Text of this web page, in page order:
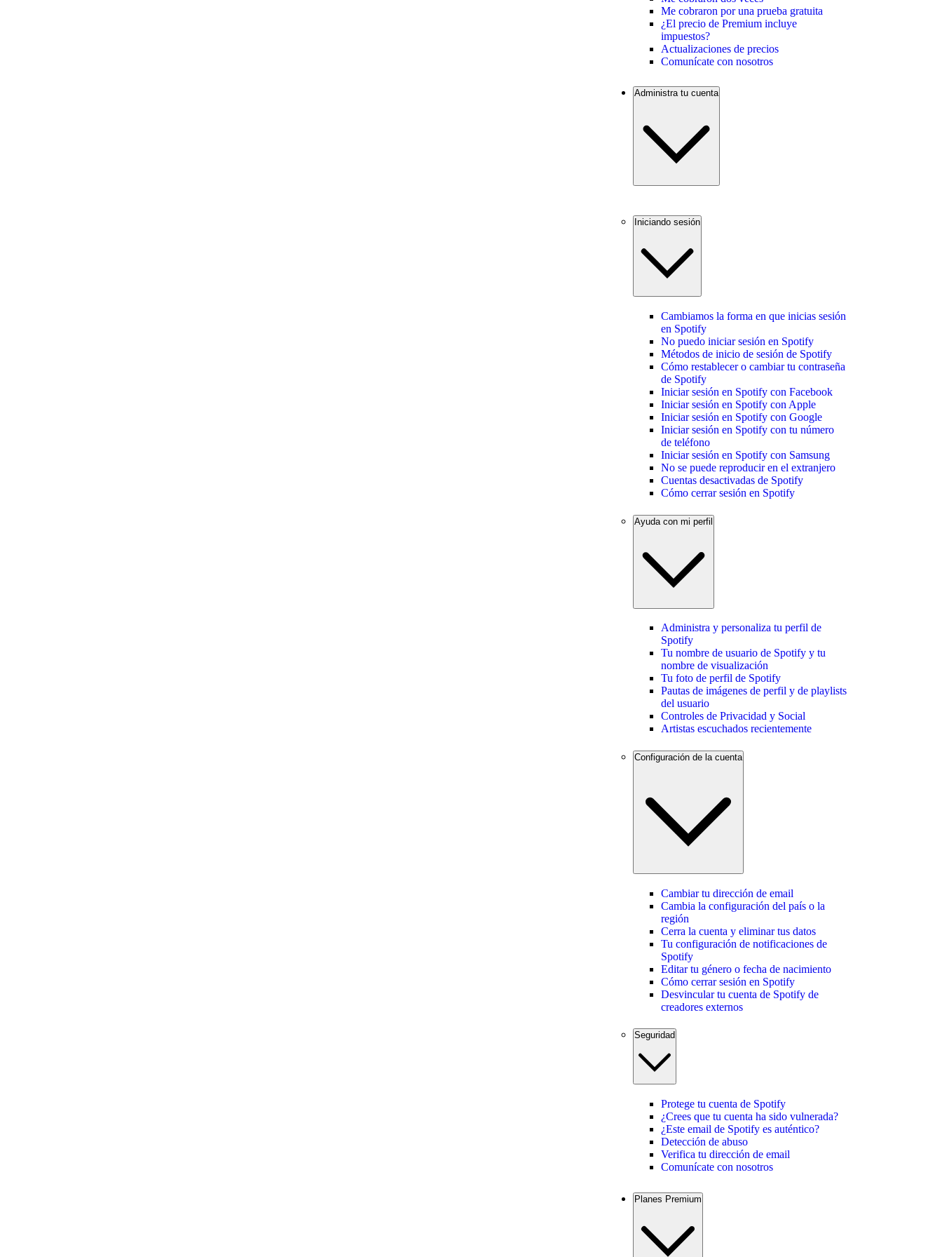
Me cobraron por una prueba gratuita
¿El precio de Premium incluye
impuestos?
Actualizaciones de precios
Comunícate con nosotros
Administra tu cuenta
Iniciando sesión
Cambiamos la forma en que inicias sesión
en Spotify
No puedo iniciar sesión en Spotify
Métodos de inicio de sesión de Spotify
Cómo restablecer o cambiar tu contraseña
de Spotify
Iniciar sesión en Spotify con Facebook
Iniciar sesión en Spotify con Apple
Iniciar sesión en Spotify con Google
Iniciar sesión en Spotify con tu número
de teléfono
Iniciar sesión en Spotify con Samsung
No se puede reproducir en el extranjero
Cuentas desactivadas de Spotify
Cómo cerrar sesión en Spotify
Ayuda con mi perfil
Administra y personaliza tu perfil de
Spotify
Tu nombre de usuario de Spotify y tu
nombre de visualización
Tu foto de perfil de Spotify
Pautas de imágenes de perfil y de playlists
del usuario
Controles de Privacidad y Social
Artistas escuchados recientemente
Configuración de la cuenta
Cambiar tu dirección de email
Cambia la configuración del país o la
región
Cerra la cuenta y eliminar tus datos
Tu configuración de notificaciones de
Spotify
Editar tu género o fecha de nacimiento
Cómo cerrar sesión en Spotify
Desvincular tu cuenta de Spotify de
creadores externos
Seguridad
Protege tu cuenta de Spotify
¿Crees que tu cuenta ha sido vulnerada?
¿Este email de Spotify es auténtico?
Detección de abuso
Verifica tu dirección de email
Comunícate con nosotros
Planes Premium